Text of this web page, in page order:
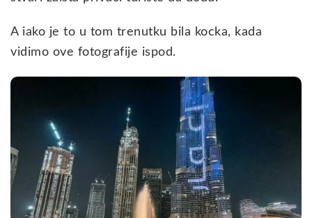
A iako je to u tom trenutku bila kocka, kada
vidimo ove fotografije ispod.